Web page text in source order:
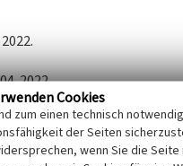
2022.
2022.
Staat). 2022.
1950er Jahre. 2021.
Cookies
zum einen technisch
der Seiten
wenn Sie die